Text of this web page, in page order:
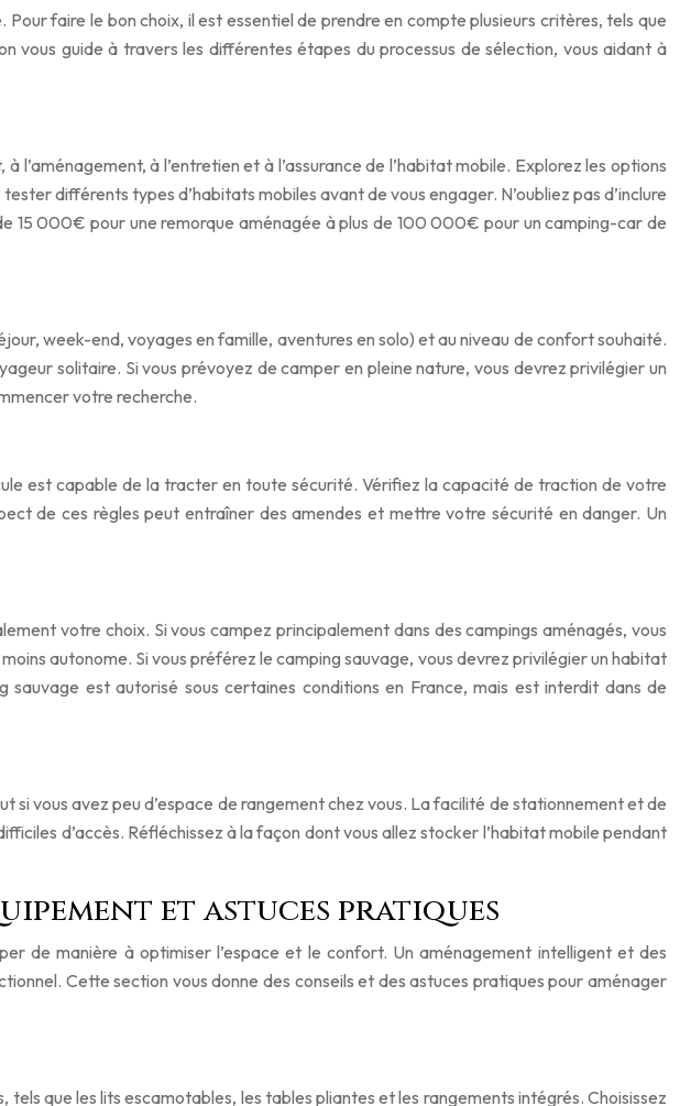
faire le bon choix, il est essentiel de prendre en compte plusieurs critères, tels que
guide à travers les différentes étapes du processus de sélection, vous aidant à
à l’entretien et à l’assurance de l’habitat mobile. Explorez les options
différents types d’habitats mobiles avant de vous engager. N’oubliez pas d’inclure
15 000€ pour une remorque aménagée à plus de 100 000€ pour un camping-car de
week-end, voyages en famille, aventures en solo) et au niveau de confort souhaité.
solitaire. Si vous prévoyez de camper en pleine nature, vous devrez privilégier un
votre recherche.
est capable de la tracter en toute sécurité. Vérifiez la capacité de traction de votre
de ces règles peut entraîner des amendes et mettre votre sécurité en danger. Un
votre choix. Si vous campez principalement dans des campings aménagés, vous
autonome. Si vous préférez le camping sauvage, vous devrez privilégier un habitat
est autorisé sous certaines conditions en France, mais est interdit dans de
vous avez peu d’espace de rangement chez vous. La facilité de stationnement et de
d’accès. Réfléchissez à la façon dont vous allez stocker l’habitat mobile pendant
et astuces pratiques
de manière à optimiser l’espace et le confort. Un aménagement intelligent et des
Cette section vous donne des conseils et des astuces pratiques pour aménager
que les lits escamotables, les tables pliantes et les rangements intégrés. Choisissez